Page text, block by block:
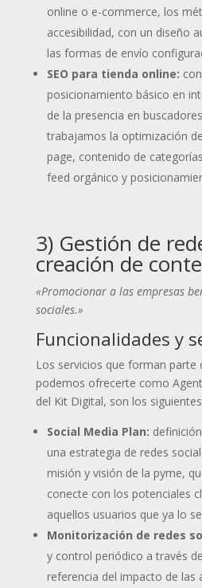
online o e-commerce, los
accesibilidad, con un diseño
las formas de envío
SEO para tienda online:
posicionamiento básico en
de la presencia en
trabajamos la optimización
page, contenido de
feed orgánico y
3) Gestión de
creación de
«Promocionar a las empresas
sociales.»
Funcionalidades y
Los servicios que forman parte
podemos ofrecerte como
del Kit Digital, son los
Social Media Plan:
una estrategia de redes
misión y visión de la pyme,
conecte con los potenciales
aquellos usuarios que ya lo
Monitorización de redes
y control periódico a través
referencia del impacto de las